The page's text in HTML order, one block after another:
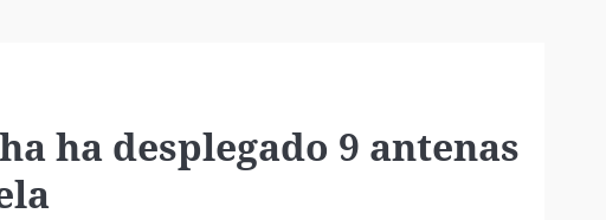
ha desplegado 9 antenas